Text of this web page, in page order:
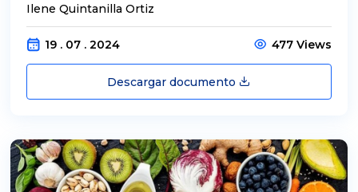
Ilene Quintanilla Ortiz
19 . 07 . 2024 477 Views
Descargar documento